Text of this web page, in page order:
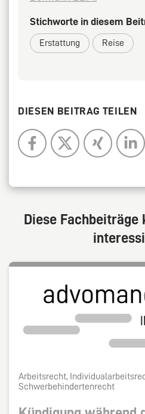
Stichworte in diesem
Erstattung Reise
DIESEN BEITRAG TEILEN
Diese Fachbeiträge
Arbeitsrecht,
Schwerbehindertenrecht